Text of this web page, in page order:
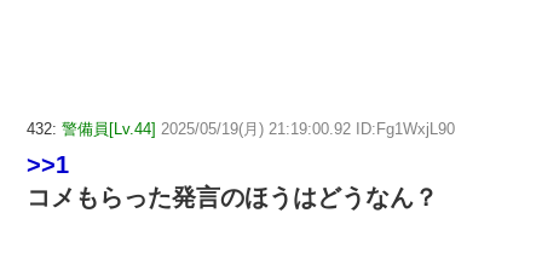
432: 警備員[Lv.44] 2025/05/19(月) 21:19:00.92 ID:Fg1WxjL90
>>1
コメもらった発言のほうはどうなん？